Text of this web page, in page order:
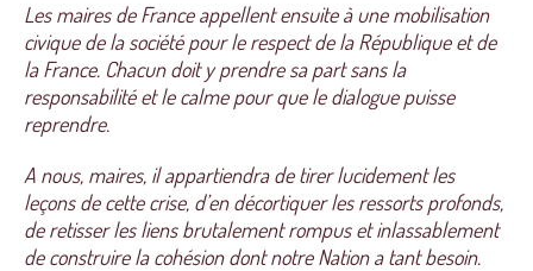
Les maires de France appellent ensuite à une mobilisation
civique de la société pour le respect de la République et de
la France. Chacun doit y prendre sa part sans la
responsabilité et le calme pour que le dialogue puisse
reprendre.
A nous, maires, il appartiendra de tirer lucidement les
leçons de cette crise, d’en décortiquer les ressorts profonds,
de retisser les liens brutalement rompus et inlassablement
de construire la cohésion dont notre Nation a tant besoin.